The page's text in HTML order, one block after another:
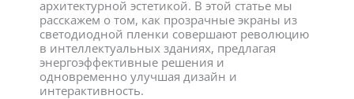
архитектурной эстетикой. В этой статье мы
расскажем о том, как прозрачные экраны из
светодиодной пленки совершают революцию
в интеллектуальных зданиях, предлагая
энергоэффективные решения и
одновременно улучшая дизайн и
интерактивность.